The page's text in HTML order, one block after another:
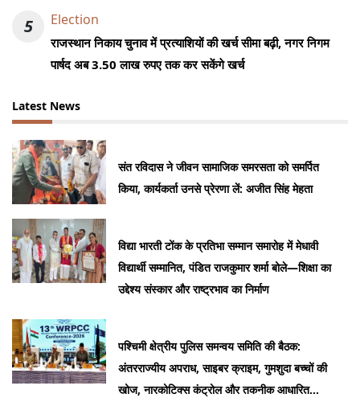
5 Election
राजस्थान निकाय चुनाव में प्रत्याशियों की खर्च सीमा बढ़ी, नगर निगम
पार्षद अब 3.50 लाख रुपए तक कर सकेंगे खर्च
Latest News
संत रविदास ने जीवन सामाजिक समरसता को समर्पित
किया, कार्यकर्ता उनसे प्रेरणा लें: अजीत सिंह मेहता
विद्या भारती टोंक के प्रतिभा सम्मान समारोह में मेधावी
विद्यार्थी सम्मानित, पंडित राजकुमार शर्मा बोले—शिक्षा का
उद्देश्य संस्कार और राष्ट्रभाव का निर्माण
पश्चिमी क्षेत्रीय पुलिस समन्वय समिति की बैठक:
अंतरराज्यीय अपराध, साइबर क्राइम, गुमशुदा बच्चों की
खोज, नारकोटिक्स कंट्रोल और तकनीक आधारित